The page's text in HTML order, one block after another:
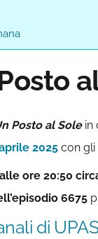
Posto al Sole in
2025 con gli
ore 20:50
6675
di